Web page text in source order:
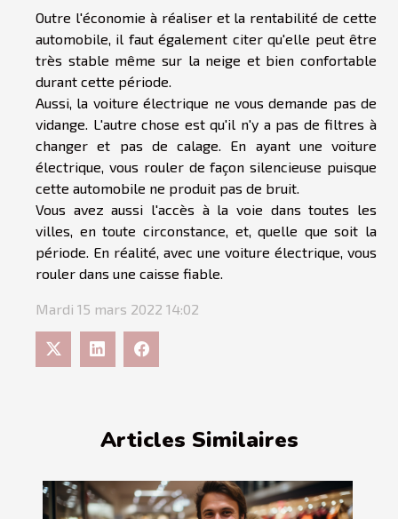
Articles Similaires
Outre l'économie à réaliser et la rentabilité de cette
automobile, il faut également citer qu'elle peut être
très stable même sur la neige et bien confortable
durant cette période.
Aussi, la voiture électrique ne vous demande pas de
vidange. L'autre chose est qu'il n'y a pas de filtres à
changer et pas de calage. En ayant une voiture
électrique, vous rouler de façon silencieuse puisque
cette automobile ne produit pas de bruit.
Vous avez aussi l'accès à la voie dans toutes les
villes, en toute circonstance, et, quelle que soit la
période. En réalité, avec une voiture électrique, vous
rouler dans une caisse fiable.
Mardi 15 mars 2022 14:02